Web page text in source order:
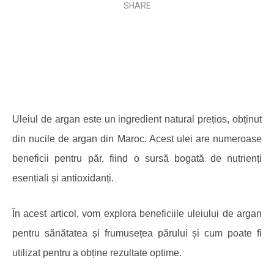
SHARE
Uleiul de argan este un ingredient natural prețios, obținut
din nucile de argan din Maroc. Acest ulei are numeroase
beneficii pentru păr, fiind o sursă bogată de nutrienți
esențiali și antioxidanți.
În acest articol, vom explora beneficiile uleiului de argan
pentru sănătatea și frumusețea părului și cum poate fi
utilizat pentru a obține rezultate optime.